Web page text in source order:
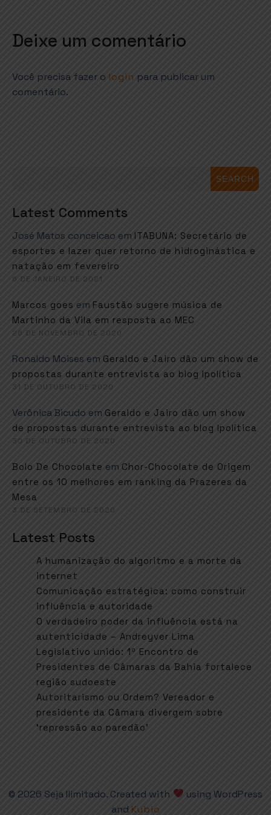
Deixe um comentário
Você precisa fazer o login para publicar um
comentário.
SEARCH
Latest Comments
José Matos conceicao em ITABUNA: Secretário de
esportes e lazer quer retorno de hidroginástica e
natação em fevereiro
6 DE JANEIRO DE 2021
Marcos goes em Faustão sugere música de
Martinho da Vila em resposta ao MEC
26 DE NOVEMBRO DE 2020
Ronaldo Moises em Geraldo e Jairo dão um show de
propostas durante entrevista ao blog Ipolítica
31 DE OUTUBRO DE 2020
Verônica Bicudo em Geraldo e Jairo dão um show
de propostas durante entrevista ao blog Ipolítica
30 DE OUTUBRO DE 2020
Bolo De Chocolate em Chor-Chocolate de Origem
entre os 10 melhores em ranking da Prazeres da
Mesa
3 DE SETEMBRO DE 2020
Latest Posts
A humanização do algoritmo e a morte da
internet
Comunicação estratégica: como construir
influência e autoridade
O verdadeiro poder da influência está na
autenticidade – Andreyver Lima
Legislativo unido: 1º Encontro de
Presidentes de Câmaras da Bahia fortalece
região sudoeste
Autoritarismo ou Ordem? Vereador e
presidente da Câmara divergem sobre
‘repressão ao paredão’
© 2026 Seja Ilimitado. Created with
using WordPress
and Kubio